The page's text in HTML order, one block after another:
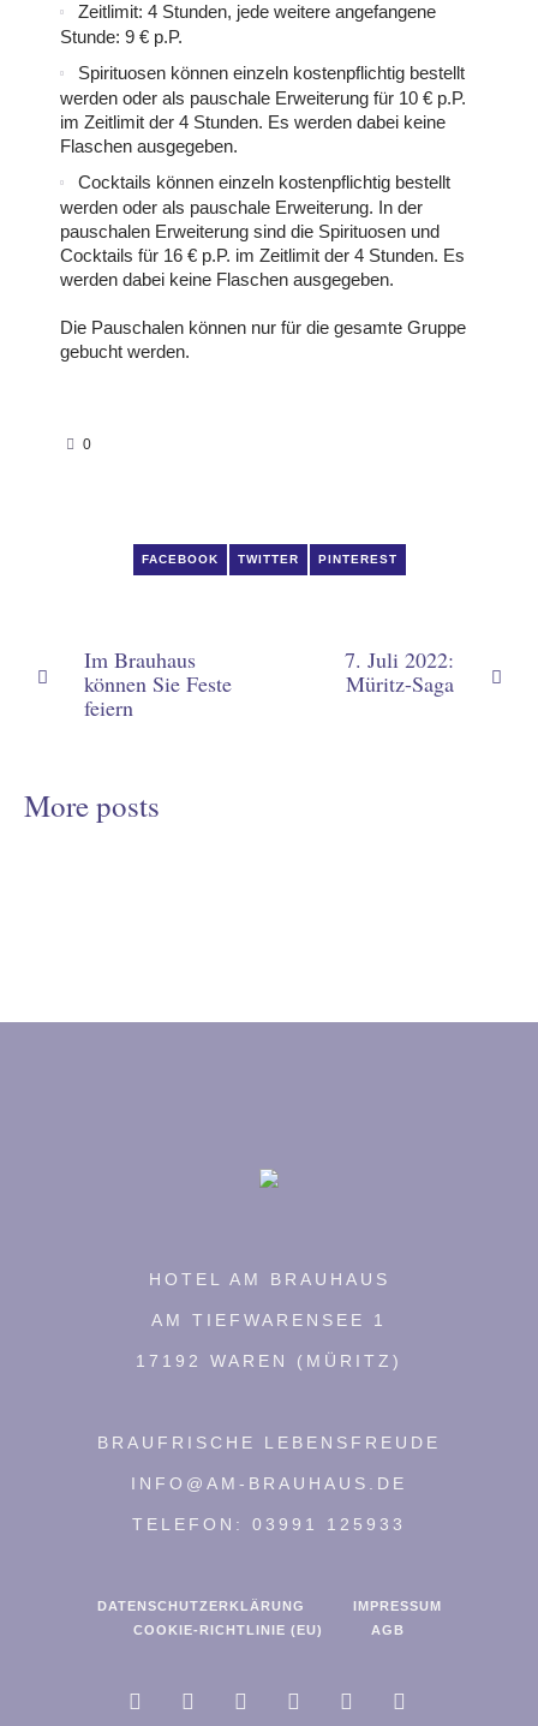
Zeitlimit: 4 Stunden, jede weitere angefangene
Stunde: 9 € p.P.
Spirituosen können einzeln kostenpflichtig bestellt
werden oder als pauschale Erweiterung für 10 € p.P.
im Zeitlimit der 4 Stunden. Es werden dabei keine
Flaschen ausgegeben.
Cocktails können einzeln kostenpflichtig bestellt
werden oder als pauschale Erweiterung. In der
pauschalen Erweiterung sind die Spirituosen und
Cocktails für 16 € p.P. im Zeitlimit der 4 Stunden. Es
werden dabei keine Flaschen ausgegeben.
Die Pauschalen können nur für die gesamte Gruppe
gebucht werden.
0
FACEBOOK TWITTER PINTEREST
Im Brauhaus
können Sie Feste
feiern
7. Juli 2022:
Müritz-Saga
More posts
HOTEL AM BRAUHAUS
AM TIEFWARENSEE 1
17192 WAREN (MÜRITZ)
BRAUFRISCHE LEBENSFREUDE
INFO@AM-BRAUHAUS.DE
TELEFON: 03991 125933
DATENSCHUTZERKLÄRUNG
IMPRESSUM
COOKIE-RICHTLINIE (EU)
AGB